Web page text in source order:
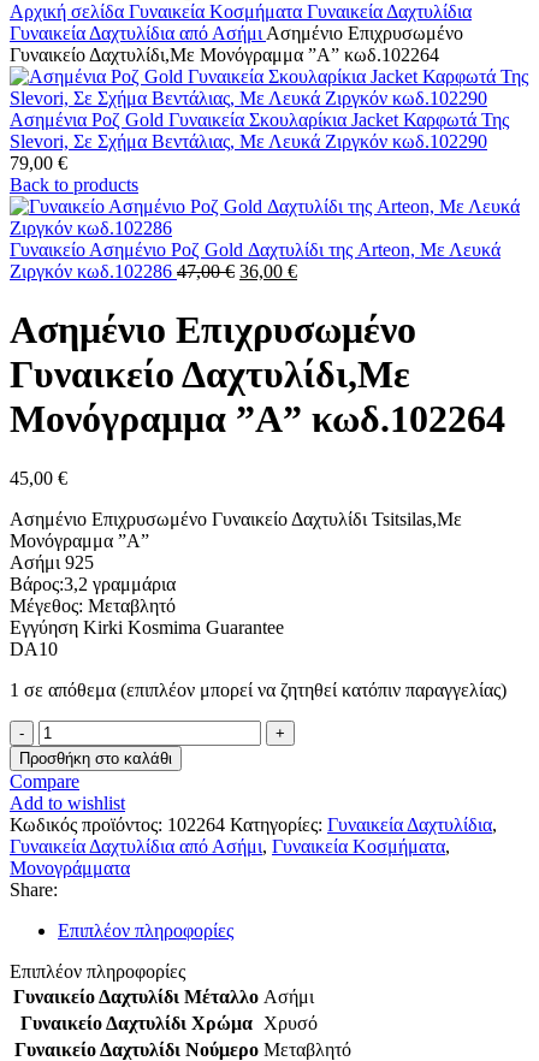
Αρχική σελίδα Γυναικεία Κοσμήματα Γυναικεία Δαχτυλίδια
Γυναικεία Δαχτυλίδια από Ασήμι Ασημένιο Επιχρυσωμένο
Γυναικείο Δαχτυλίδι,Με Μονόγραμμα ”Α” κωδ.102264
Ασημένια Ροζ Gold Γυναικεία Σκουλαρίκια Jacket Καρφωτά Της
Slevori, Σε Σχήμα Βεντάλιας, Με Λευκά Ζιργκόν κωδ.102290
79,00 €
Back to products
Γυναικείο Ασημένιο Ροζ Gold Δαχτυλίδι της Arteon, Με Λευκά
Ζιργκόν κωδ.102286 47,00€ Original
47,00 €.
36,00 €Η
είναι:
36,00 €.
Ασημένιο Επιχρυσωμένο
Γυναικείο Δαχτυλίδι,Με
Μονόγραμμα ”Α” κωδ.102264
45,00 €
Ασημένιο Επιχρυσωμένο Γυναικείο Δαχτυλίδι Tsitsilas,Με
Μονόγραμμα ”Α”
Ασήμι 925
Βάρος:3,2 γραμμάρια
Μέγεθος: Μεταβλητό
Εγγύηση Kirki Kosmima Guarantee
DA10
1 σε απόθεμα (επιπλέον μπορεί να ζητηθεί κατόπιν παραγγελίας)
Ασημένιο
Επιχρυσωμένο
Γυναικείο
Δαχτυλίδι,Με
Μονόγραμμα
''Α''
κωδ.102264
ποσότητα
Προσθήκη στο καλάθι
Compare
Add to wishlist
Κωδικός προϊόντος: 102264 Κατηγορίες: Γυναικεία Δαχτυλίδια,
Γυναικεία Δαχτυλίδια από Ασήμι, Γυναικεία Κοσμήματα,
Μονογράμματα
Share:
Επιπλέον πληροφορίες
Επιπλέον πληροφορίες
Γυναικείο Δαχτυλίδι Μέταλλο Ασήμι
Γυναικείο Δαχτυλίδι Χρώμα
Χρυσό
Γυναικείο Δαχτυλίδι Νούμερο Μεταβλητό